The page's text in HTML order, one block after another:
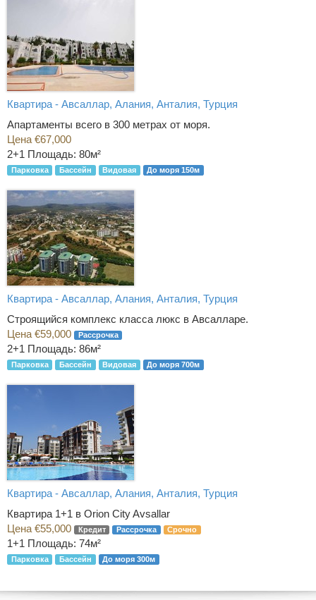
Квартира - Авсаллар, Алания, Анталия, Турция
Апартаменты всего в 300 метрах от моря.
Цена €67,000
2+1 Площадь: 80м²
Парковка Бассейн Видовая До моря 150м
Квартира - Авсаллар, Алания, Анталия, Турция
Строящийся комплекс класса люкс в Авсалларе.
Цена €59,000
Рассрочка
2+1 Площадь: 86м²
Парковка Бассейн Видовая До моря 700м
Квартира - Авсаллар, Алания, Анталия, Турция
Квартира 1+1 в Orion City Avsallar
Цена €55,000
Кредит Рассрочка Срочно
1+1 Площадь: 74м²
Парковка Бассейн До моря 300м